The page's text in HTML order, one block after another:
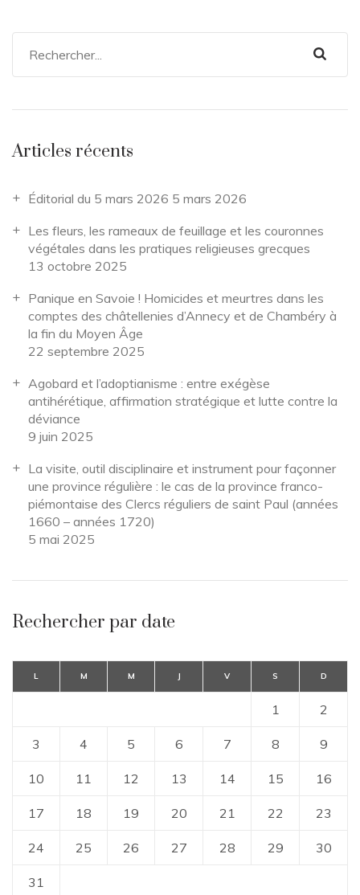
Articles récents
Éditorial du 5 mars 2026 5 mars 2026
Les fleurs, les rameaux de feuillage et les couronnes
végétales dans les pratiques religieuses grecques
13 octobre 2025
Panique en Savoie ! Homicides et meurtres dans les
comptes des châtellenies d’Annecy et de Chambéry à
la fin du Moyen Âge
22 septembre 2025
Agobard et l’adoptianisme : entre exégèse
antihérétique, affirmation stratégique et lutte contre la
déviance
9 juin 2025
La visite, outil disciplinaire et instrument pour façonner
une province régulière : le cas de la province franco-
piémontaise des Clercs réguliers de saint Paul (années
1660 – années 1720)
5 mai 2025
Rechercher par date
L M M J V S D
1 2
3 4 5 6 7 8 9
10 11 12 13 14 15 16
17 18 19 20 21 22 23
24 25 26 27 28 29 30
31